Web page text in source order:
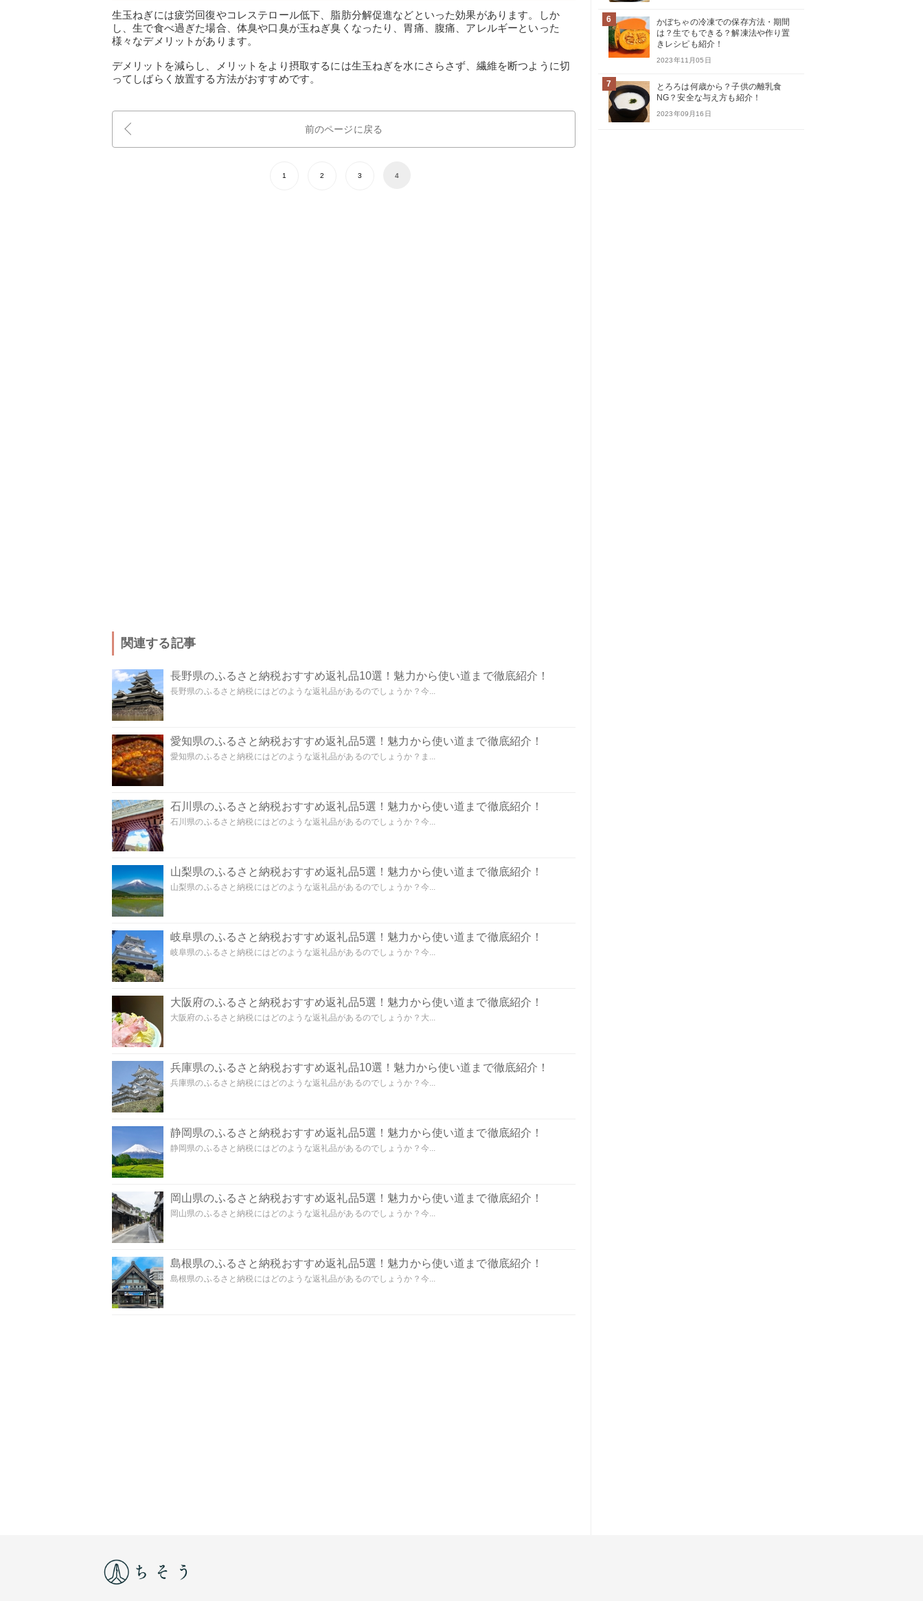
生玉ねぎには疲労回復やコレステロール低下、脂肪分解促進などといった効果があります。しか
し、生で食べ過ぎた場合、体臭や口臭が玉ねぎ臭くなったり、胃痛、腹痛、アレルギーといった
様々なデメリットがあります。
デメリットを減らし、メリットをより摂取するには生玉ねぎを水にさらさず、繊維を断つように切
ってしばらく放置する方法がおすすめです。
前のページに戻る
1 2 3 4
関連する記事
長野県のふるさと納税おすすめ返礼品10選！魅力から使い道まで徹底紹介！
長野県のふるさと納税にはどのような返礼品があるのでしょうか？今...
愛知県のふるさと納税おすすめ返礼品5選！魅力から使い道まで徹底紹介！
愛知県のふるさと納税にはどのような返礼品があるのでしょうか？ま...
石川県のふるさと納税おすすめ返礼品5選！魅力から使い道まで徹底紹介！
石川県のふるさと納税にはどのような返礼品があるのでしょうか？今...
山梨県のふるさと納税おすすめ返礼品5選！魅力から使い道まで徹底紹介！
山梨県のふるさと納税にはどのような返礼品があるのでしょうか？今...
岐阜県のふるさと納税おすすめ返礼品5選！魅力から使い道まで徹底紹介！
岐阜県のふるさと納税にはどのような返礼品があるのでしょうか？今...
大阪府のふるさと納税おすすめ返礼品5選！魅力から使い道まで徹底紹介！
大阪府のふるさと納税にはどのような返礼品があるのでしょうか？大...
兵庫県のふるさと納税おすすめ返礼品10選！魅力から使い道まで徹底紹介！
兵庫県のふるさと納税にはどのような返礼品があるのでしょうか？今...
静岡県のふるさと納税おすすめ返礼品5選！魅力から使い道まで徹底紹介！
静岡県のふるさと納税にはどのような返礼品があるのでしょうか？今...
岡山県のふるさと納税おすすめ返礼品5選！魅力から使い道まで徹底紹介！
岡山県のふるさと納税にはどのような返礼品があるのでしょうか？今...
島根県のふるさと納税おすすめ返礼品5選！魅力から使い道まで徹底紹介！
島根県のふるさと納税にはどのような返礼品があるのでしょうか？今...
6
かぼちゃの冷凍での保存方法・期間
は？生でもできる？解凍法や作り置
きレシピも紹介！
2023年11月05日
7
とろろは何歳から？子供の離乳食
NG？安全な与え方も紹介！
2023年09月16日